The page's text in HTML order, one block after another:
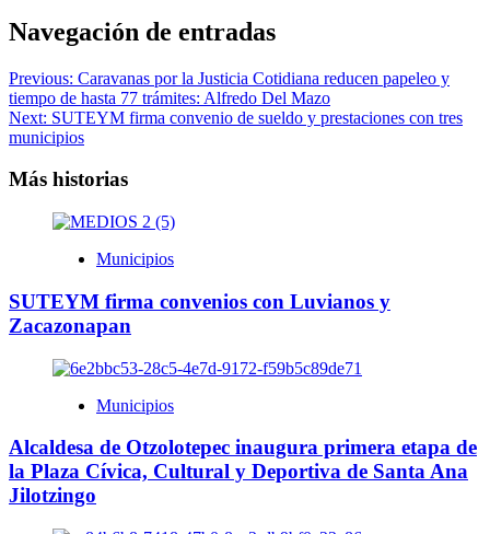
Navegación de entradas
Previous: Caravanas por la Justicia Cotidiana reducen papeleo y
tiempo de hasta 77 trámites: Alfredo Del Mazo
Next: SUTEYM firma convenio de sueldo y prestaciones con tres
municipios
Más historias
Municipios
SUTEYM firma convenios con Luvianos y
Zacazonapan
Municipios
Alcaldesa de Otzolotepec inaugura primera etapa de
la Plaza Cívica, Cultural y Deportiva de Santa Ana
Jilotzingo